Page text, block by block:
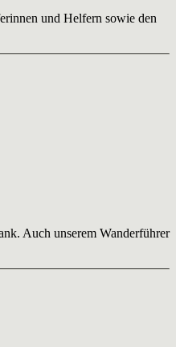
und Helfern sowie den
Auch unserem Wanderführer